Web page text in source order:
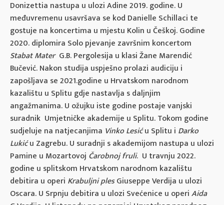
Donizettia nastupa u ulozi Adine 2019. godine. U
međuvremenu usavršava se kod Danielle Schillaci te
gostuje na koncertima u mjestu Kolin u Češkoj. Godine
2020. diplomira Solo pjevanje završnim koncertom
Stabat Mater G.B. Pergolesija u klasi Žane Marendić
Bučević. Nakon studija uspješno prolazi audiciju i
zapošljava se 2021.godine u Hrvatskom narodnom
kazalištu u Splitu gdje nastavlja s daljnjim
angažmanima. U ožujku iste godine postaje vanjski
suradnik Umjetničke akademije u Splitu. Tokom godine
sudjeluje na natjecanjima Vinko Lesiću Splitu i Darko
Lukiću Zagrebu. U suradnji s akademijom nastupa u ulozi
Pamine u Mozartovoj Čarobnoj fruli. U travnju 2022.
godine u splitskom Hrvatskom narodnom kazalištu
debitira u operi Krabuljni plesGiuseppe Verdija u ulozi
Oscara. U Srpnju debitira u ulozi Svećenice u operiAida